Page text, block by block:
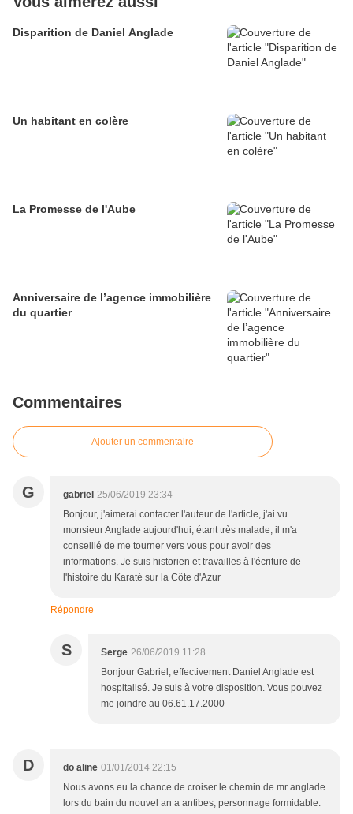
Disparition de Daniel Anglade
Un habitant en colère
La Promesse de l'Aube
Anniversaire de l’agence immobilière
du quartier
Commentaires
Ajouter un commentaire
G gabriel 25/06/2019 23:34
Bonjour, j'aimerai contacter l'auteur de l'article, j'ai vu
monsieur Anglade aujourd'hui, étant très malade, il m'a
conseillé de me tourner vers vous pour avoir des
informations. Je suis historien et travailles à l'écriture de
l'histoire du Karaté sur la Côte d'Azur
Répondre
S Serge 26/06/2019 11:28
Bonjour Gabriel, effectivement Daniel Anglade est
hospitalisé. Je suis à votre disposition. Vous pouvez
me joindre au 06.61.17.2000
D do aline 01/01/2014 22:15
Nous avons eu la chance de croiser le chemin de mr anglade
lors du bain du nouvel an a antibes, personnage formidable.